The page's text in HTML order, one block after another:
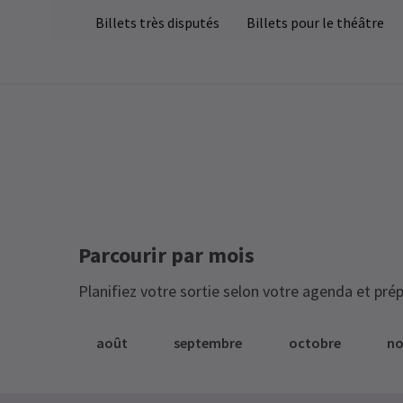
Magnifique décor. À voir.
depuis des années
Excellente performance, jeu fascinant
Billets très disputés Billets pour le théâtre
Parcourir par mois
Planifiez votre sortie selon votre agenda et
août septembre octobre